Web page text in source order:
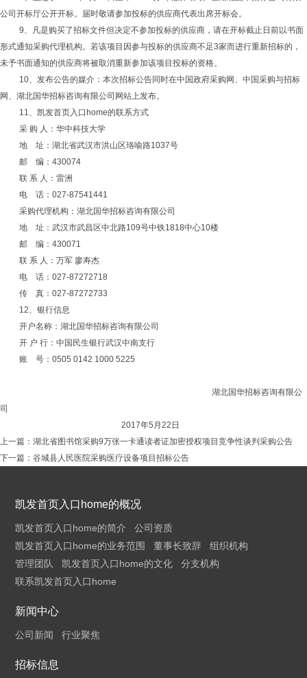
公司开标厅公开开标。届时敬请参加投标的供应商代表出席开标会。
9、凡是购买了招标文件但决定不参加投标的供应商，请在开标截止日前以书面
形式通知采购代理机构。若该项目因参与投标的供应商不足3家而进行重新招标的，
未予书面通知的供应商将被取消重新参加该项目投标的资格。
10、发布公告的媒介：本次招标公告同时在中国政府采购网、中国采购与招标
网、湖北国华招标咨询有限公司网站上发布。
11、凯发首页入口home的联系方式
采 购 人：华中科技大学
地
址：湖北省武汉市洪山区珞喻路1037号
邮
编： 430074
联 系 人：雷洲
电
话： 027-87541441
采购代理机构：湖北国华招标咨询有限公司
地
址：武汉市武昌区中北路109号中铁1818中心10楼
邮
编： 430071
联 系 人：万军 廖寿杰
电
话： 027-87272718
传
真： 027-87272733
12、银行信息
开户名称：湖北国华招标咨询有限公司
开 户 行：中国民生银行武汉中南支行
账
号： 0505 0142 1000 5225
湖北国华招标咨询有限公
司
2017年5月22日
上一篇： 湖北省图书馆采购9万张一卡通读者证加密授权项目竞争性谈判采购公告
下一篇： 谷城县人民医院采购医疗设备项目招标公告
凯发首页入口home的概况
凯发首页入口home的简介
公司资质
凯发首页入口home的业务范围
董事长致辞
组织机构
管理团队
凯发首页入口home的文化
分支机构
联系凯发首页入口home
新闻中心
公司新闻 行业聚焦
招标信息